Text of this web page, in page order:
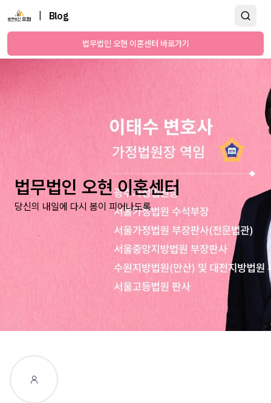
Blog
법무법인 오현 이혼센터 바로가기
법무법인 오현 이혼센터
당신의 내일에 다시 봄이 피어나도록